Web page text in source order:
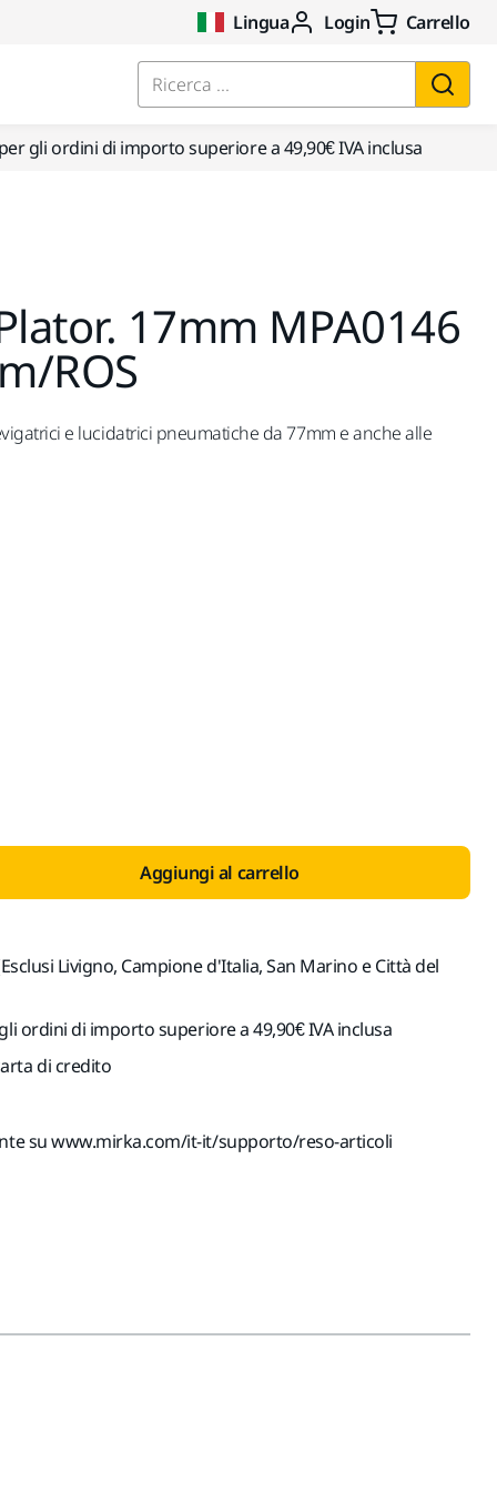
Lingua Login Carrello
Ricerca ...
gli ordini di importo superiore a 49,90€ IVA inclusa
17mm MPA0146
ROS
e lucidatrici pneumatiche da 77mm e anche alle
Aggiungi al carrello
Livigno, Campione d'Italia, San Marino e Città del
ordini di importo superiore a 49,90€ IVA inclusa
di credito
su www.mirka.com/it-it/supporto/reso-articoli